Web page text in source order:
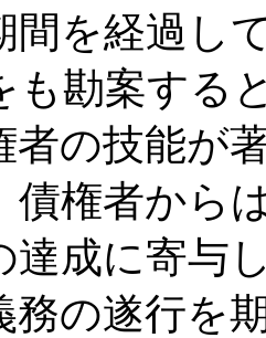
間を経過し
も勘案する
者の技能が
債権者から
達成に寄与
務の遂行を